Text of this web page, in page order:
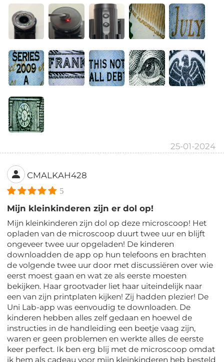
25-01-2024
CMALKAH428
5
Mijn kleinkinderen zijn er dol op!
Mijn kleinkinderen zijn dol op deze microscoop! Het
opladen van de microscoop duurt twee uur en blijft
ongeveer twee uur opgeladen! De kinderen
downloadden de app op hun telefoons en brachten
de volgende twee uur door met discussiëren over wie
eerst moest gaan en wat ze als eerste moesten
bekijken. Haar grootvader liet haar uiteindelijk naar
een van zijn printplaten kijken! Zij hadden plezier! De
Uni Lab-app was eenvoudig te downloaden. De
kinderen hebben alles zelf gedaan en hoewel de
instructies in de handleiding een beetje vaag zijn,
waren er geen problemen en werkte alles de eerste
keer perfect. Ik ben erg blij met de microscoop omdat
ik hem als cadeau voor mijn kleinkinderen heb besteld